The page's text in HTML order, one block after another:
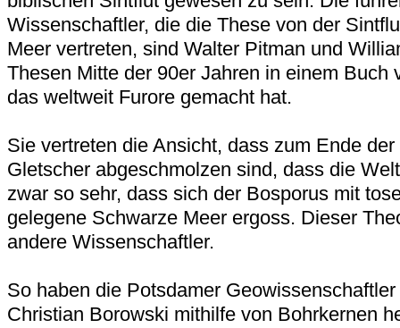
Wissenschaftler, die die These von der
Meer vertreten, sind Walter Pitman und
Thesen Mitte der 90er Jahren in einem Buch
das weltweit Furore gemacht hat.
Sie vertreten die Ansicht, dass zum Ende
Gletscher abgeschmolzen sind, dass die
zwar so sehr, dass sich der Bosporus mit
gelegene Schwarze Meer ergoss. Dieser
andere Wissenschaftler.
So haben die Potsdamer
Christian Borowski mithilfe von Bohrkernen